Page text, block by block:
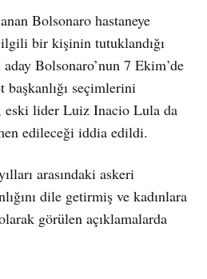
Bolsonaro hastaneye
ilgili bir kişinin tutuklandığı
Bolsonaro’nun 7 Ekim’de
seçimlerini
eski lider Luiz Inacio Lula da
edileceği iddia edildi.
arasındaki askeri
dile getirmiş ve kadınlara
görülen açıklamalarda